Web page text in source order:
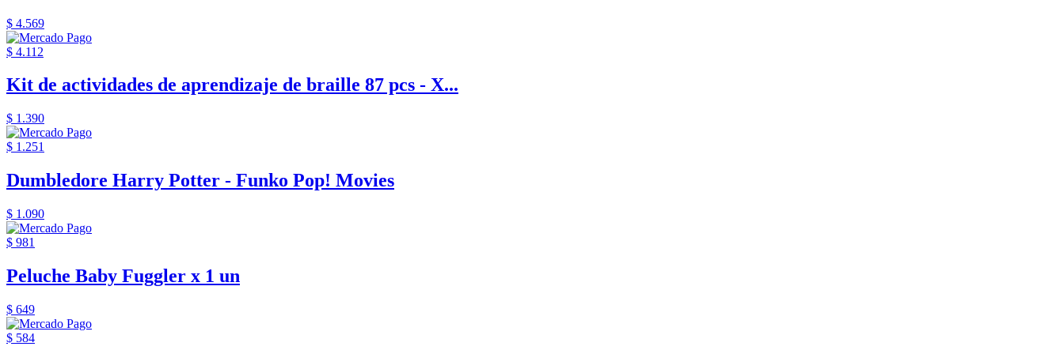
$ 4.569
$ 4.112
Kit de actividades de aprendizaje de braille 87 pcs - X...
$ 1.390
$ 1.251
Dumbledore Harry Potter - Funko Pop! Movies
$ 1.090
$ 981
Peluche Baby Fuggler x 1 un
$ 649
$ 584